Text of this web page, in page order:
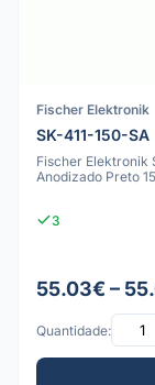
Fischer Elektronik
SK-411-150-SA
Fischer Elektronik
Anodizado Preto
3
55.03€ –
Quantidade: